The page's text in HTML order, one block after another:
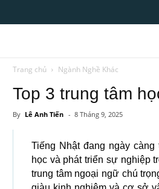
Trang chủ Ngành Nghề Khác
Top 3 trung tâm
By Lê Anh Tiến - 8 Tháng 9, 2025
Tiếng Nhật đang ngày
học và phát triển sự nghiệp
trung tâm ngoại ngữ chú